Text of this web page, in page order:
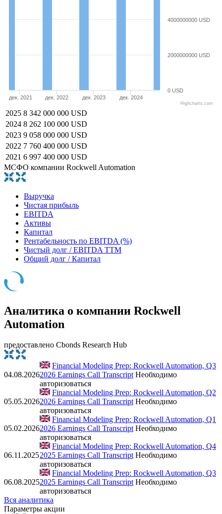
дек. 2021 дек. 2022 дек. 2023 дек. 2024
0 USD
2000000000 USD
4000000000 USD
Highcharts.com
2025 8 342 000 000 USD
2024 8 262 100 000 USD
2023 9 058 000 000 USD
2022 7 760 400 000 USD
2021 6 997 400 000 USD
МСФО компании Rockwell Automation
Выручка
Чистая прибыль
EBITDA
Активы
Капитал
Рентабельность по EBITDA (%)
Чистый долг / EBITDA TTM
Общий долг / Капитал
Аналитика о компании Rockwell
Automation
предоставлено Cbonds Research Hub
04.08.2026
Financial Modeling Prep: Rockwell Automation, Q3
2026 Earnings Call Transcript Необходимо
авторизоваться
05.05.2026
Financial Modeling Prep: Rockwell Automation, Q2
2026 Earnings Call Transcript Необходимо
авторизоваться
05.02.2026
Financial Modeling Prep: Rockwell Automation, Q1
2026 Earnings Call Transcript Необходимо
авторизоваться
06.11.2025
Financial Modeling Prep: Rockwell Automation, Q4
2025 Earnings Call Transcript Необходимо
авторизоваться
06.08.2025
Financial Modeling Prep: Rockwell Automation, Q3
2025 Earnings Call Transcript Необходимо
авторизоваться
Вся аналитика
Параметры акции